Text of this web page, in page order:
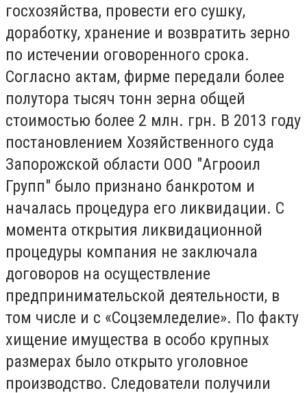
госхозяйства, провести его сушку,
доработку, хранение и возвратить зерно
по истечении оговоренного срока.
Согласно актам, фирме передали более
полутора тысяч тонн зерна общей
стоимостью более 2 млн. грн. В 2013 году
постановлением Хозяйственного суда
Запорожской области ООО "Агрооил
Групп" было признано банкротом и
началась процедура его ликвидации. С
момента открытия ликвидационной
процедуры компания не заключала
договоров на осуществление
предпринимательской деятельности, в
том числе и с «Соцземледелие». По факту
хищение имущества в особо крупных
размерах было открыто уголовное
производство. Следователи получили